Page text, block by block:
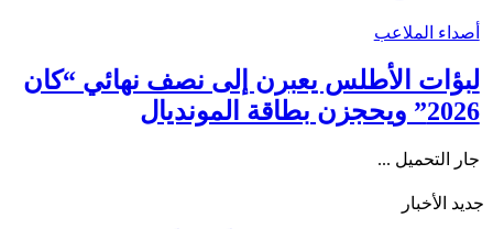
أصداء الملاعب
لبؤات الأطلس يعبرن إلى نصف نهائي “كان
2026” ويحجزن بطاقة المونديال
جار التحميل ...
جديد الأخبار